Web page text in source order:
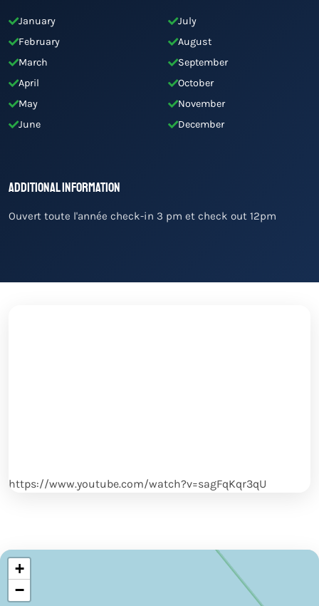
January
February
March
April
May
June
July
August
September
October
November
December
Additional Information
Ouvert toute l'année check-in 3 pm et check out 12pm
https://www.youtube.com/watch?v=sagFqKqr3qU
+
−